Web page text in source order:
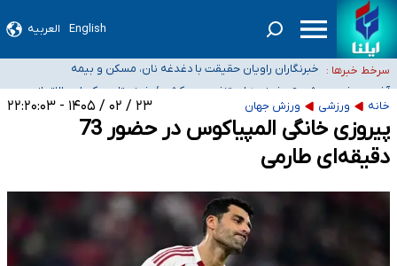
English العربیه
سرخط خبرها :
تعویق آزمون ورودی دکترای تخصصی فرماندهی صحنه عملیات و دکترای تخصصی
جغرافیای نظامی دافوس آجاخبرنگاران راویان حقیقت با دغدغه نان، مسکن و بیمه
آخرین وضعیت شیوع عفونت‌های تنفسی در کشور/ خوزستان و
کرمان بالاتر از آستانه هشدار
هیچ پرستاری بازداشت یا اخراج نشده است/ از رئیس جمهور خواستیم ورود کند
ثبت‌نام بخش عمده دانش‌آموزان مدارس ایرانی امارات در کشور/ درباره محصلان
باقی‌مانده در دبی متناسب با شرایط جدید تصمیم‌گیری می‌شود
خانه ورزشی ورزش جهان ۲۳ / ۰۲ / ۱۴۰۵ - ۲۲:۲۰:۰۳
پیروزی خانگی المپیاکوس در حضور 73
دقیقه‌ای طارمی